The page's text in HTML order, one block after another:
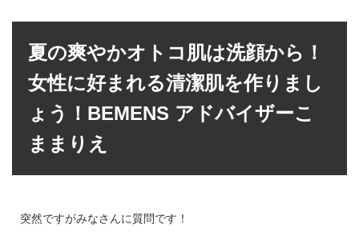
夏の爽やかオトコ肌は洗顔から！
女性に好まれる清潔肌を作りまし
ょう！BEMENS アドバイザーこ
ままりえ
突然ですがみなさんに質問です！